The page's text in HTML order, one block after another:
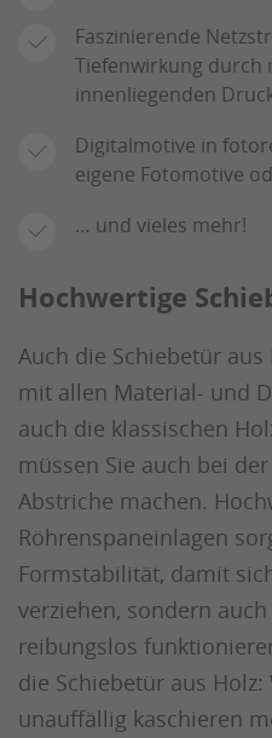
Faszinierende
Tiefenwirkung durch
innenliegenden
Digitalmotive in
eigene Fotomotive
… und vieles mehr!
Hochwertige
Auch die Schiebetür
mit allen Material- und
auch die klassischen
müssen Sie auch bei
Abstriche machen.
Röhrenspaneinlagen
Formstabilität, damit
verziehen, sondern
reibungslos
die Schiebetür aus Holz:
unauffällig kaschieren